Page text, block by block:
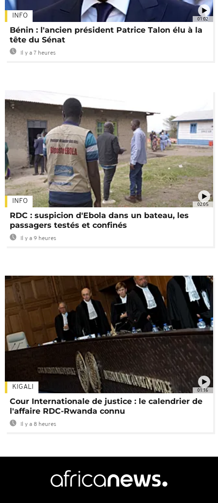
01:02
INFO
Bénin : l'ancien président Patrice Talon élu à la
tête du Sénat
Il y a 7 heures
02:05
INFO
RDC : suspicion d'Ebola dans un bateau, les
passagers testés et confinés
Il y a 9 heures
01:16
KIGALI
Cour Internationale de justice : le calendrier de
l'affaire RDC-Rwanda connu
Il y a 8 heures